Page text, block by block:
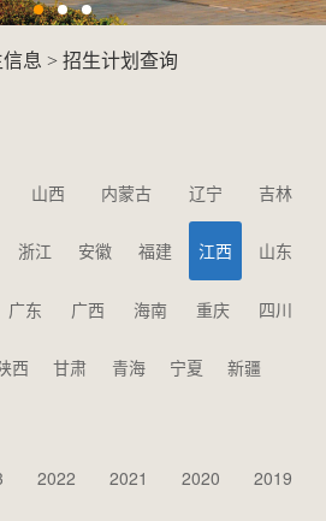
息 >招生计划查询
山西 内蒙古 辽宁 吉林
浙江 安徽 福建 江西 山东
广东 广西 海南 重庆 四川
西 甘肃 青海 宁夏 新疆
2022 2021 2020 2019